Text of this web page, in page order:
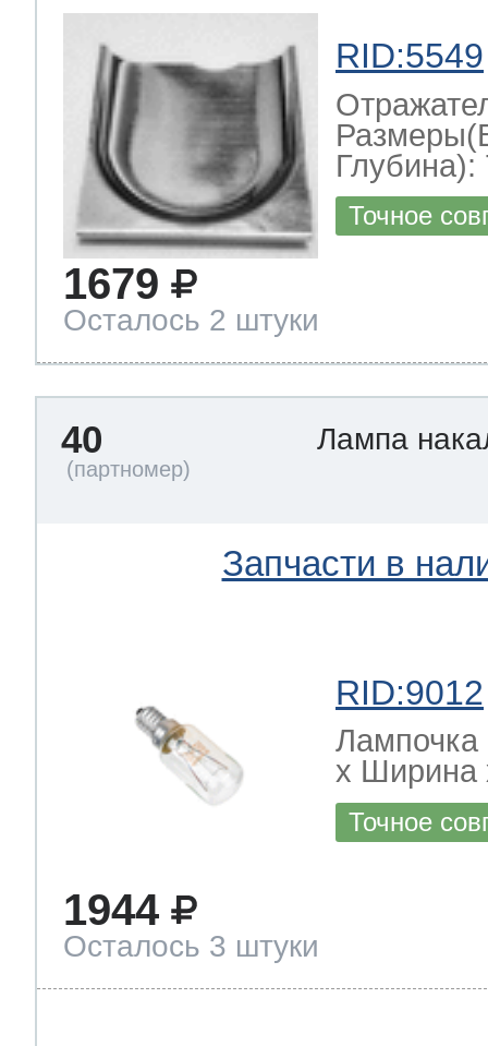
RID:5549
Глубина):
Точное
1679
Осталось 2 штуки
40 Лампа
Запчасти в
RID:9012
Лампочка
х Ширина
Точное
1944
Осталось 3 штуки